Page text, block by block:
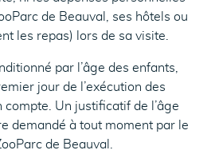
de Beauval, ses hôtels ou
les repas) lors de sa visite.
par l’âge des enfants,
jour de l’exécution des
compte. Un justificatif de l’âge
demandé à tout moment par le
de Beauval.